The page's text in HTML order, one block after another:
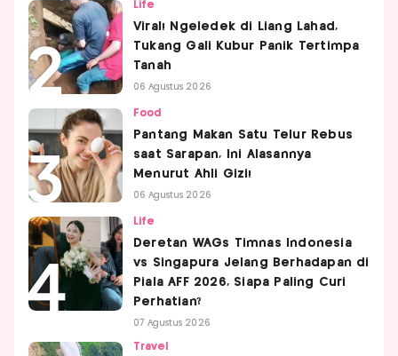
Life
Viral! Ngeledek di Liang Lahad,
Tukang Gali Kubur Panik Tertimpa
Tanah
06 Agustus 2026
Food
Pantang Makan Satu Telur Rebus
saat Sarapan, Ini Alasannya
Menurut Ahli Gizi!
06 Agustus 2026
Life
Deretan WAGs Timnas Indonesia
vs Singapura Jelang Berhadapan di
Piala AFF 2026, Siapa Paling Curi
Perhatian?
07 Agustus 2026
Travel